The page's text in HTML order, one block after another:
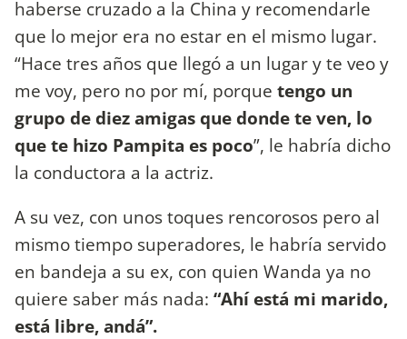
haberse cruzado a la China y recomendarle
que lo mejor era no estar en el mismo lugar.
“Hace tres años que llegó a un lugar y te veo y
me voy, pero no por mí, porque tengo un
grupo de diez amigas que donde te ven, lo
que te hizo Pampita es poco”, le habría dicho
la conductora a la actriz.
A su vez, con unos toques rencorosos pero al
mismo tiempo superadores, le habría servido
en bandeja a su ex, con quien Wanda ya no
quiere saber más nada: “Ahí está mi marido,
está libre, andá”.